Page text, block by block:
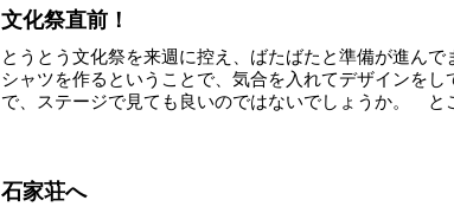
文化祭直前！
とうとう文化祭を来週に控え、ばたばたと準備が進ん
シャツを作るということで、気合を入れてデザインを
で、ステージで見ても良いのではないでしょうか。
石家荘へ